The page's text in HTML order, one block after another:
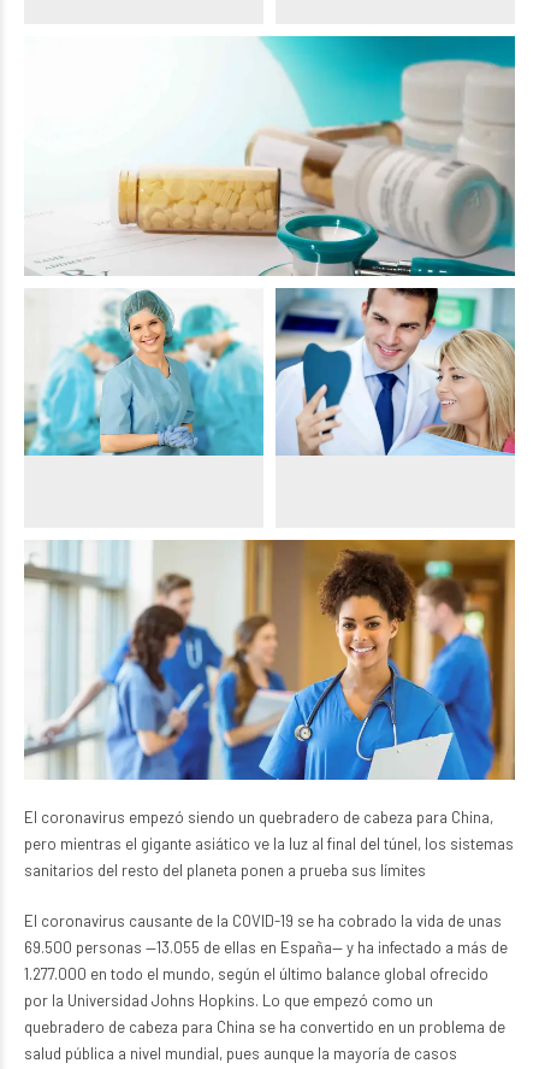
El coronavirus empezó siendo un quebradero de cabeza para China,
pero mientras el gigante asiático ve la luz al final del túnel, los sistemas
sanitarios del resto del planeta ponen a prueba sus límites
El coronavirus causante de la COVID-19 se ha cobrado la vida de unas
69.500 personas —13.055 de ellas en España— y ha infectado a más de
1.277.000 en todo el mundo, según el último balance global ofrecido
por la Universidad Johns Hopkins. Lo que empezó como un
quebradero de cabeza para China se ha convertido en un problema de
salud pública a nivel mundial, pues aunque la mayoría de casos